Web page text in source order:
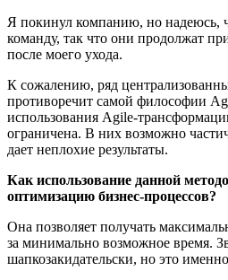
Я покинул компанию, но надеюсь,
команду, так что они продолжат
после моего ухода.
К сожалению, ряд
противоречит самой философии
использования Agile-
ограничена. В них возможно
дает неплохие результаты.
Как использование данной
оптимизацию бизнес-процессов?
Она позволяет получать
за минимально возможное время.
шапкозакидательски, но это